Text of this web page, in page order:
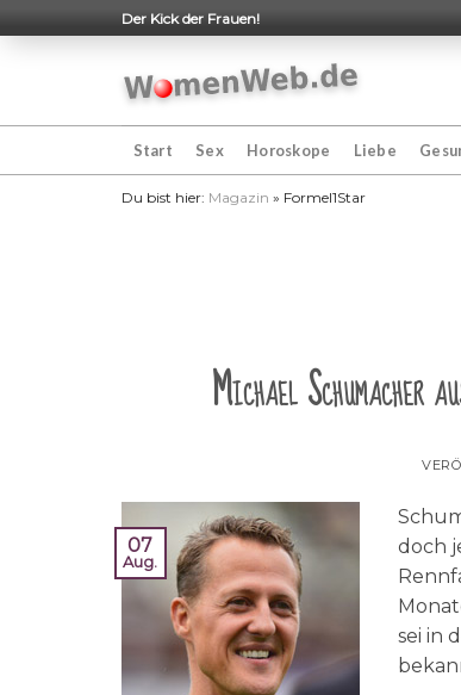
to
Der Kick der Frauen!
Start Sex Horoskope Liebe
Du bist hier: Magazin » Formel1Star
Michael Schumacher
07
Aug.
doch
sei in